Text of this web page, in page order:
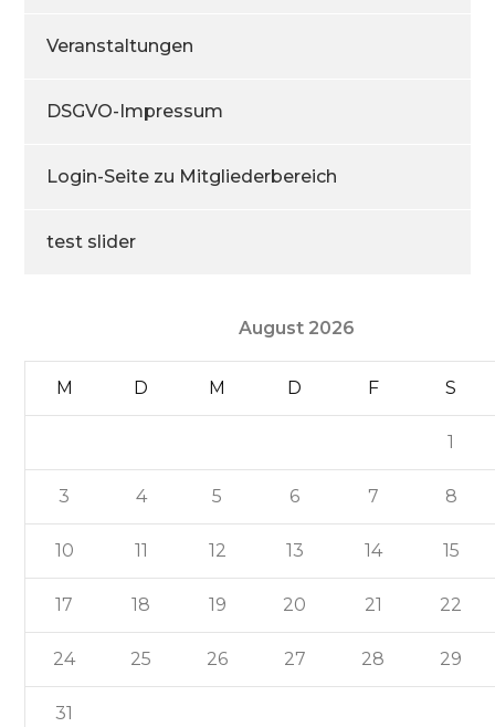
Veranstaltungen
DSGVO-Impressum
Login-Seite zu Mitgliederbereich
test slider
August 2026
M D M D F S
1
3 4 5 6 7 8
10 11 12 13 14 15
17 18 19 20 21 22
24 25 26 27 28 29
31